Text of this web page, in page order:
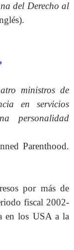
del Derecho al
ministros de
en servicios
personalidad
Parenthood.
por más de
fiscal 2002-
en los USA a la